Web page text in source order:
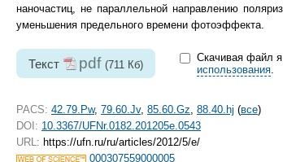
наночастиц, не параллельной направлению
уменьшения предельного времени фотоэффекта.
Текст pdf (711 Кб)
Скачивая файл
использования.
PACS: 42.79.Pw, 79.60.Jv, 85.60.Gz 88.40.hj (все)
DOI: 10.3367/UFNr.0182.201205e.0543
URL: https://ufn.ru/ru/articles/2012/5/e/
000307559000005